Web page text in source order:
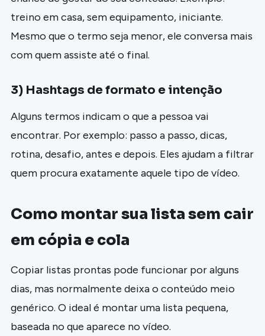
treino em casa, sem equipamento, iniciante.
Mesmo que o termo seja menor, ele conversa mais
com quem assiste até o final.
3) Hashtags de formato e intenção
Alguns termos indicam o que a pessoa vai
encontrar. Por exemplo: passo a passo, dicas,
rotina, desafio, antes e depois. Eles ajudam a filtrar
quem procura exatamente aquele tipo de vídeo.
Como montar sua lista sem cair
em cópia e cola
Copiar listas prontas pode funcionar por alguns
dias, mas normalmente deixa o conteúdo meio
genérico. O ideal é montar uma lista pequena,
baseada no que aparece no vídeo.